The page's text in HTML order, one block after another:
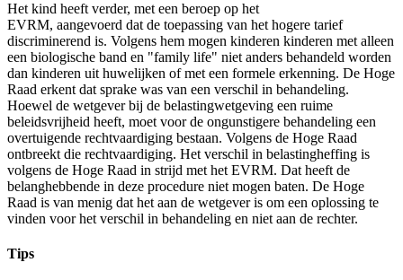
Het kind heeft verder, met een beroep op het
EVRM, aangevoerd dat de toepassing van het hogere tarief
discriminerend is. Volgens hem mogen kinderen kinderen met alleen
een biologische band en "family life" niet anders behandeld worden
dan kinderen uit huwelijken of met een formele erkenning. De Hoge
Raad erkent dat sprake was van een verschil in behandeling.
Hoewel de wetgever bij de belastingwetgeving een ruime
beleidsvrijheid heeft, moet voor de ongunstigere behandeling een
overtuigende rechtvaardiging bestaan. Volgens de Hoge Raad
ontbreekt die rechtvaardiging. Het verschil in belastingheffing is
volgens de Hoge Raad in strijd met het EVRM. Dat heeft de
belanghebbende in deze procedure niet mogen baten. De Hoge
Raad is van menig dat het aan de wetgever is om een oplossing te
vinden voor het verschil in behandeling en niet aan de rechter.
Tips